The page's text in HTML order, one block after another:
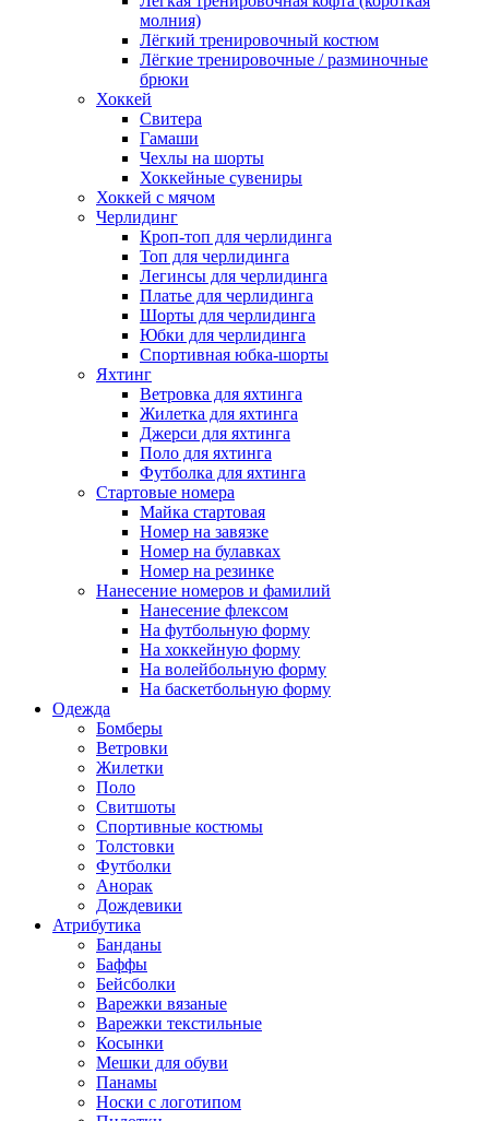
молния)
Лёгкий тренировочный костюм
Лёгкие тренировочные / разминочные
брюки
Хоккей
Свитера
Гамаши
Чехлы на шорты
Хоккейные сувениры
Хоккей с мячом
Черлидинг
Кроп-топ для черлидинга
Топ для черлидинга
Легинсы для черлидинга
Платье для черлидинга
Шорты для черлидинга
Юбки для черлидинга
Спортивная юбка-шорты
Яхтинг
Ветровка для яхтинга
Жилетка для яхтинга
Джерси для яхтинга
Поло для яхтинга
Футболка для яхтинга
Стартовые номера
Майка стартовая
Номер на завязке
Номер на булавках
Номер на резинке
Нанесение номеров и фамилий
Нанесение флексом
На футбольную форму
На хоккейную форму
На волейбольную форму
На баскетбольную форму
Одежда
Бомберы
Ветровки
Жилетки
Поло
Свитшоты
Спортивные костюмы
Толстовки
Футболки
Анорак
Дождевики
Атрибутика
Банданы
Баффы
Бейсболки
Варежки вязаные
Варежки текстильные
Косынки
Мешки для обуви
Панамы
Носки с логотипом